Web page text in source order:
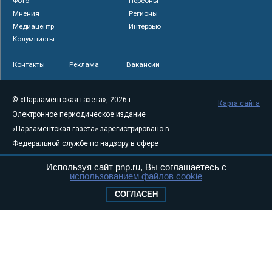
Мнения
Регионы
Медиацентр
Интервью
Колумнисты
Контакты Реклама Вакансии
© «Парламентская газета», 2026 г.
Электронное периодическое издание
«Парламентская газета» зарегистрировано в
Федеральной службе по надзору в сфере
связи, информационных технологий и
массовых коммуникаций (Роскомнадзор) 05
Свидетельство о регистрации Эл № ФС77-
Карта сайта
Используя сайт pnp.ru, Вы соглашаетесь с
использованием файлов cookie
СОГЛАСЕН